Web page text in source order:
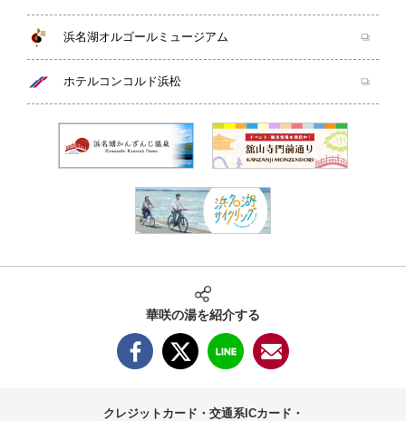
浜名湖オルゴールミュージアム
ホテルコンコルド浜松
華咲の湯を紹介する
クレジットカード・交通系ICカード・